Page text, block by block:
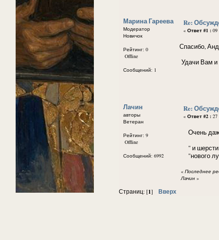
Марина Гареева
Модератор
Новичок
Рейтинг: 0
Offline
Сообщений: 1
Re:
« Ответ #1 : 09
Спасибо,
Удачи Вам и
Лачин
авторы
Ветеран
Рейтинг: 9
Offline
Сообщений: 6992
Re:
« Ответ #2 : 27
Очень
" и шерсти,
"нового
« Последнее
Лачин »
Страниц: [1] Вверх